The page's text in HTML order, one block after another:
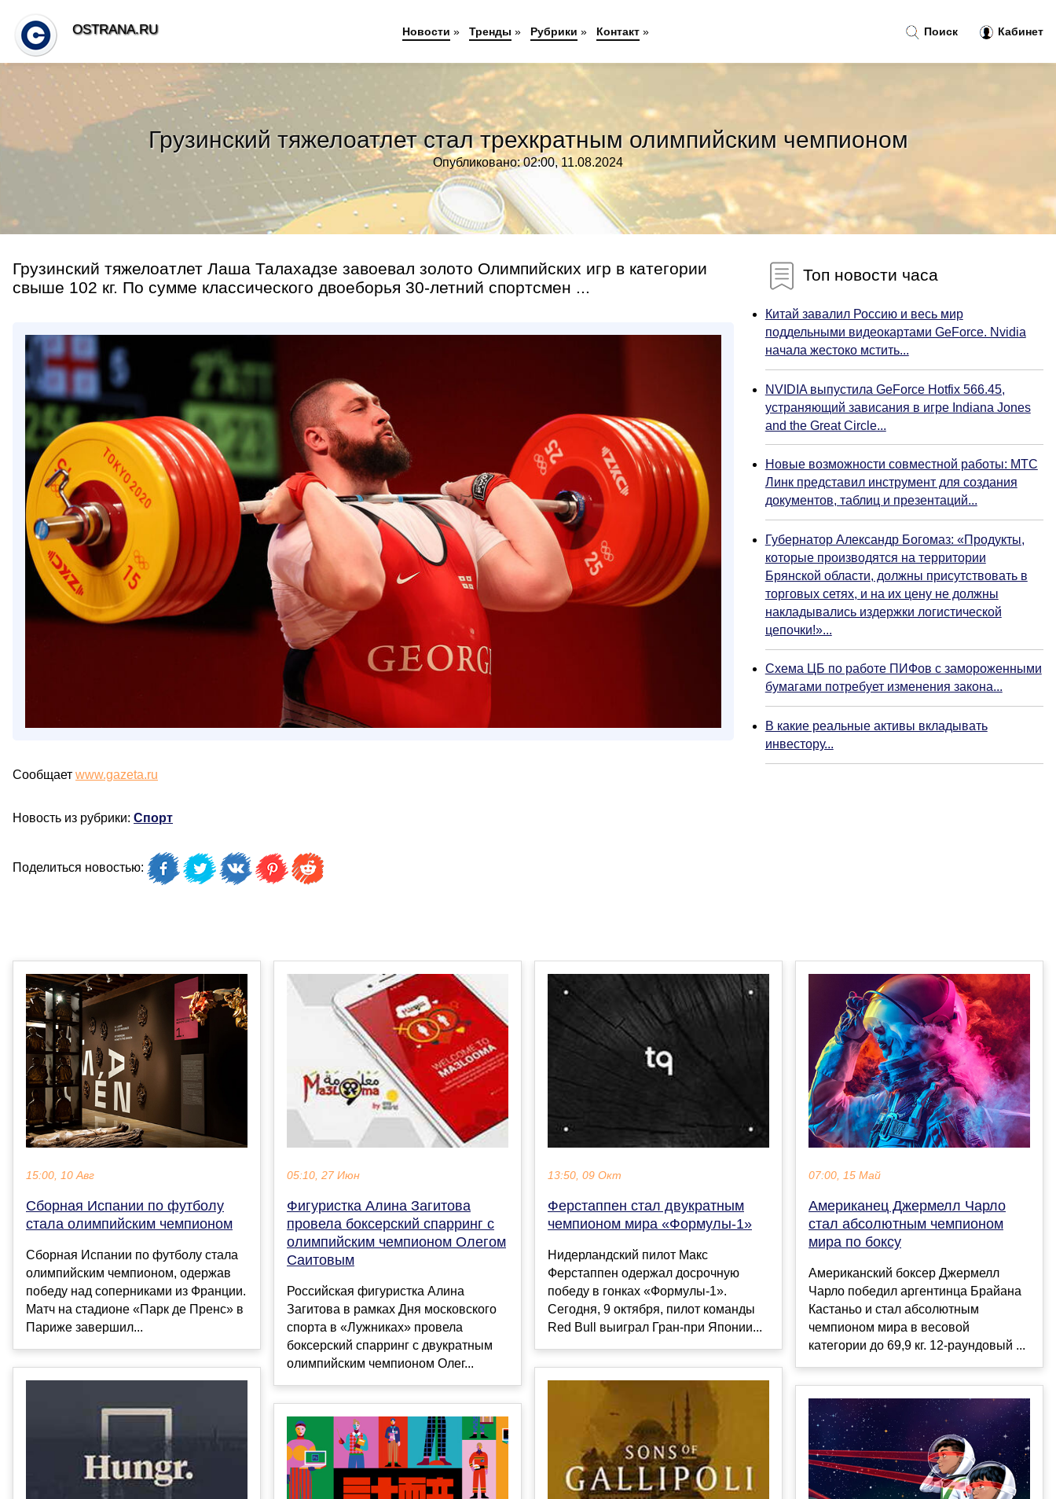
Грузинский тяжелоатлет стал трехкратным олимпийским чемпионом
Опубликовано: 02:00, 11.08.2024
Грузинский тяжелоатлет Лаша Талахадзе завоевал золото Олимпийских игр в категории
свыше 102 кг. По сумме классического двоеборья 30-летний спортсмен ...
Сообщает www.gazeta.ru
Новость из рубрики: Спорт
Поделиться новостью:
Топ новости часа
Китай завалил Россию и весь мир
поддельными видеокартами GeForce. Nvidia
начала жестоко мстить...
NVIDIA выпустила GeForce Hotfix 566.45,
устраняющий зависания в игре Indiana Jones
and the Great Circle...
Новые возможности совместной работы: МТС
Линк представил инструмент для создания
документов, таблиц и презентаций...
Губернатор Александр Богомаз: «Продукты,
которые производятся на территории
Брянской области, должны присутствовать в
торговых сетях, и на их цену не должны
накладывались издержки логистической
цепочки!»...
Схема ЦБ по работе ПИФов с замороженными
бумагами потребует изменения закона...
В какие реальные активы вкладывать
инвестору...
15:00, 10 Авг
Сборная Испании по футболу
стала олимпийским чемпионом
Сборная Испании по футболу стала
олимпийским чемпионом, одержав
победу над соперниками из Франции.
Матч на стадионе «Парк де Пренс» в
Париже завершил...
05:10, 27 Июн
Фигуристка Алина Загитова
провела боксерский спарринг с
олимпийским чемпионом Олегом
Саитовым
Российская фигуристка Алина
Загитова в рамках Дня московского
спорта в «Лужниках» провела
боксерский спарринг с двукратным
олимпийским чемпионом Олег...
13:50, 09 Окт
Ферстаппен стал двукратным
чемпионом мира «Формулы-1»
Нидерландский пилот Макс
Ферстаппен одержал досрочную
победу в гонках «Формулы-1».
Сегодня, 9 октября, пилот команды
Red Bull выиграл Гран-при Японии...
07:00, 15 Май
Американец Джермелл Чарло
стал абсолютным чемпионом
мира по боксу
Американский боксер Джермелл
Чарло победил аргентинца Брайана
Кастаньо и стал абсолютным
чемпионом мира в весовой
категории до 69,9 кг. 12-раундовый ...
Поиск Кабинет
OSTRANA.RU Новости » Тренды » Рубрики » Контакт»